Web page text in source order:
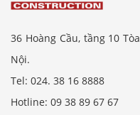
36 Hoàng Cầu, tầng 10
Nội.
Tel: 024. 38 16 8888
Hotline: 09 38 89 67 67